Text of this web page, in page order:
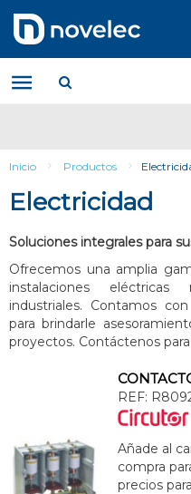
contenido
menú
de
navegación
Inicio Productos
Electricidad
Soluciones integrales para
Ofrecemos una amplia
instalaciones eléctricas
industriales. Contamos
para brindarle
proyectos. Contáctenos
REF:
Añade al
compra
precios